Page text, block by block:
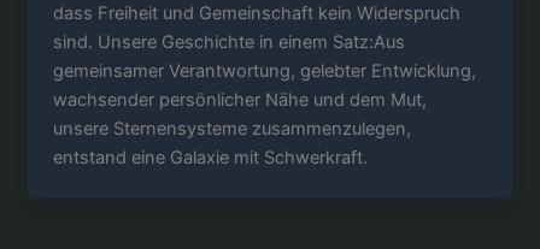
dass Freiheit und Gemeinschaft kein Widerspruch
sind. Unsere Geschichte in einem Satz:Aus
gemeinsamer Verantwortung, gelebter Entwicklung,
wachsender persönlicher Nähe und dem Mut,
unsere Sternensysteme zusammenzulegen,
entstand eine Galaxie mit Schwerkraft.